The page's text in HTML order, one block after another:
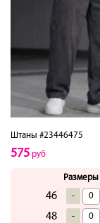
Штаны #23446475
575 руб
Размеры
46 -
48 -